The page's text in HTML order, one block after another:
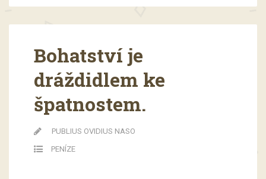
Bohatství je
dráždidlem ke
špatnostem.
PUBLIUS OVIDIUS NASO
PENÍZE